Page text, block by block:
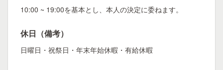
10:00 ~ 19:00を基本とし、本人の決定に委ねます。
休日（備考）
日曜日・祝祭日・年末年始休暇・有給休暇